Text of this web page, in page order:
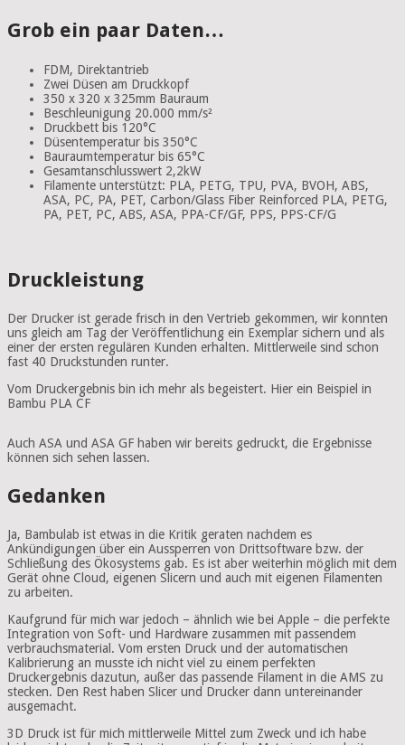
Grob ein paar Daten…
FDM, Direktantrieb
Zwei Düsen am Druckkopf
350 x 320 x 325mm Bauraum
Beschleunigung 20.000 mm/s²
Druckbett bis 120°C
Düsentemperatur bis 350°C
Bauraumtemperatur bis 65°C
Gesamtanschlusswert 2,2kW
Filamente unterstützt: PLA, PETG, TPU, PVA, BVOH, ABS,
ASA, PC, PA, PET, Carbon/Glass Fiber Reinforced PLA, PETG,
PA, PET, PC, ABS, ASA, PPA-CF/GF, PPS, PPS-CF/G
Druckleistung
Der Drucker ist gerade frisch in den Vertrieb gekommen, wir konnten
uns gleich am Tag der Veröffentlichung ein Exemplar sichern und als
einer der ersten regulären Kunden erhalten. Mittlerweile sind schon
fast 40 Druckstunden runter.
Vom Druckergebnis bin ich mehr als begeistert. Hier ein Beispiel in
Bambu PLA CF
Auch ASA und ASA GF haben wir bereits gedruckt, die Ergebnisse
können sich sehen lassen.
Gedanken
Ja, Bambulab ist etwas in die Kritik geraten nachdem es
Ankündigungen über ein Aussperren von Drittsoftware bzw. der
Schließung des Ökosystems gab. Es ist aber weiterhin möglich mit dem
Gerät ohne Cloud, eigenen Slicern und auch mit eigenen Filamenten
zu arbeiten.
Kaufgrund für mich war jedoch – ähnlich wie bei Apple – die perfekte
Integration von Soft- und Hardware zusammen mit passendem
verbrauchsmaterial. Vom ersten Druck und der automatischen
Kalibrierung an musste ich nicht viel zu einem perfekten
Druckergebnis dazutun, außer das passende Filament in die AMS zu
stecken. Den Rest haben Slicer und Drucker dann untereinander
ausgemacht.
3D Druck ist für mich mittlerweile Mittel zum Zweck und ich habe